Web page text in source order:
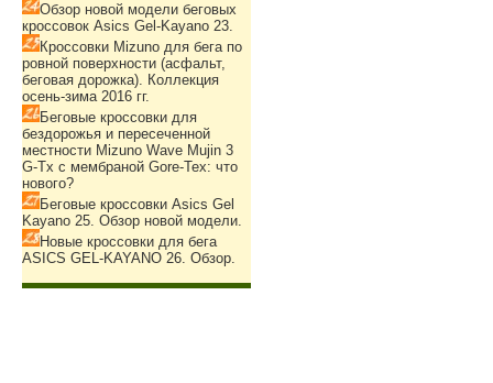
Обзор новой модели беговых
кроссовок Asics Gel-Kayano 23.
Кроссовки Mizuno для бега по
ровной поверхности (асфальт,
беговая дорожка). Коллекция
осень-зима 2016 гг.
Беговые кроссовки для
бездорожья и пересеченной
местности Mizuno Wave Mujin 3
G-Tx с мембраной Gore-Tex: что
нового?
Беговые кроссовки Asics Gel
Kayano 25. Обзор новой модели.
Новые кроссовки для бега
ASICS GEL-KAYANO 26. Обзор.